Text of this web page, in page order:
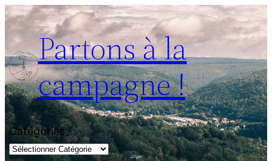
Aller
au
contenuPartons à la
campagne !
Catégories